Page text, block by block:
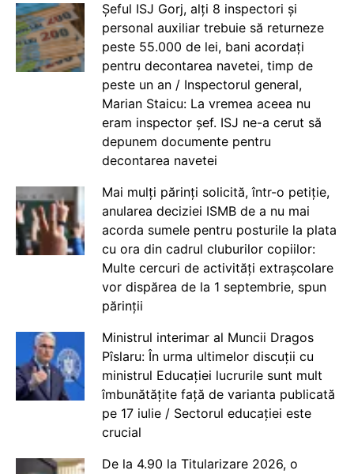
Șeful ISJ Gorj, alți 8 inspectori și
personal auxiliar trebuie să returneze
peste 55.000 de lei, bani acordați
pentru decontarea navetei, timp de
peste un an / Inspectorul general,
Marian Staicu: La vremea aceea nu
eram inspector șef. ISJ ne-a cerut să
depunem documente pentru
decontarea navetei
Mai mulți părinți solicită, într-o petiție,
anularea deciziei ISMB de a nu mai
acorda sumele pentru posturile la plata
cu ora din cadrul cluburilor copiilor:
Multe cercuri de activități extrașcolare
vor dispărea de la 1 septembrie, spun
părinții
Ministrul interimar al Muncii Dragos
Pîslaru: În urma ultimelor discuții cu
ministrul Educației lucrurile sunt mult
îmbunătățite față de varianta publicată
pe 17 iulie / Sectorul educației este
crucial
De la 4.90 la Titularizare 2026, o